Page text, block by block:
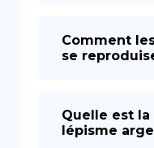
Comment
se
Quelle est
lépisme